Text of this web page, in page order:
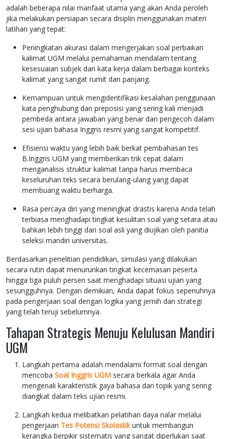
adalah beberapa nilai manfaat utama yang akan Anda peroleh
jika melakukan persiapan secara disiplin menggunakan materi
latihan yang tepat:
Peningkatan akurasi dalam mengerjakan soal perbaikan
kalimat UGM melalui pemahaman mendalam tentang
kesesuaian subjek dan kata kerja dalam berbagai konteks
kalimat yang sangat rumit dan panjang.
Kemampuan untuk mengidentifikasi kesalahan penggunaan
kata penghubung dan preposisi yang sering kali menjadi
pembeda antara jawaban yang benar dan pengecoh dalam
sesi ujian bahasa Inggris resmi yang sangat kompetitif.
Efisiensi waktu yang lebih baik berkat pembahasan tes
B.Inggris UGM yang memberikan trik cepat dalam
menganalisis struktur kalimat tanpa harus membaca
keseluruhan teks secara berulang-ulang yang dapat
membuang waktu berharga.
Rasa percaya diri yang meningkat drastis karena Anda telah
terbiasa menghadapi tingkat kesulitan soal yang setara atau
bahkan lebih tinggi dari soal asli yang diujikan oleh panitia
seleksi mandiri universitas.
Berdasarkan penelitian pendidikan, simulasi yang dilakukan
secara rutin dapat menurunkan tingkat kecemasan peserta
hingga tiga puluh persen saat menghadapi situasi ujian yang
sesungguhnya. Dengan demikian, Anda dapat fokus sepenuhnya
pada pengerjaan soal dengan logika yang jernih dan strategi
yang telah teruji sebelumnya.
Tahapan Strategis Menuju Kelulusan Mandiri
UGM
Langkah pertama adalah mendalami format soal dengan
mencoba Soal Inggris UGM secara berkala agar Anda
mengenali karakteristik gaya bahasa dan topik yang sering
diangkat dalam teks ujian resmi.
Langkah kedua melibatkan pelatihan daya nalar melalui
pengerjaan Tes Potensi Skolastikuntuk membangun
kerangka berpikir sistematis yang sangat diperlukan saat